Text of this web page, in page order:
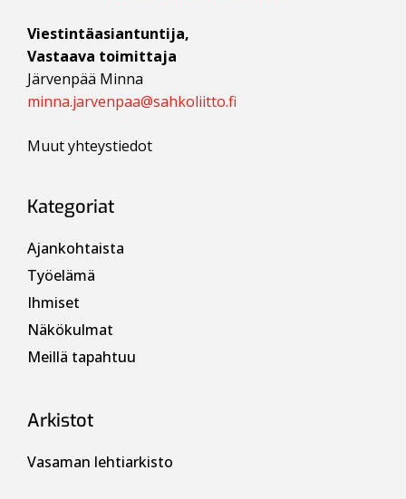
Viestintäasiantuntija,
Vastaava toimittaja
Järvenpää Minna
minna.jarvenpaa@sahkoliitto.fi
Muut yhteystiedot
Kategoriat
Ajankohtaista
Työelämä
Ihmiset
Näkökulmat
Meillä tapahtuu
Arkistot
Vasaman lehtiarkisto